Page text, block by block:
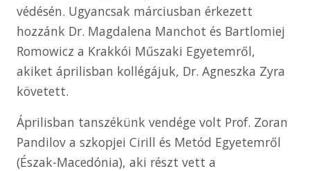
védésén. Ugyancsak márciusban érkezett
hozzánk Dr. Magdalena Manchot és Bartlomiej
Romowicz a Krakkói Műszaki Egyetemről,
akiket áprilisban kollégájuk, Dr. Agneszka Zyra
követett.
Áprilisban tanszékünk vendége volt Prof. Zoran
Pandilov a szkopjei Cirill és Metód Egyetemről
(Észak-Macedónia), aki részt vett a